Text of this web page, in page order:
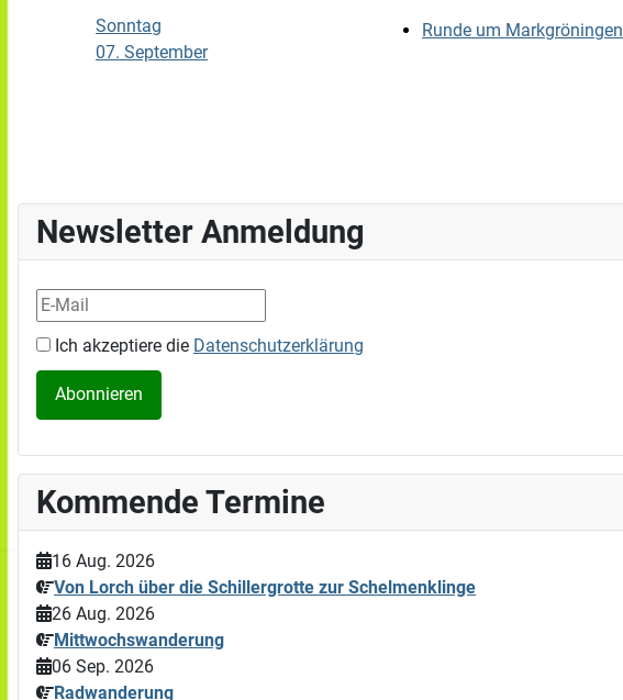
Sonntag
07. September
Runde um Markgröningen
Newsletter Anmeldung
Ich akzeptiere die Datenschutzerklärung
Kommende Termine
16 Aug. 2026
Von Lorch über die Schillergrotte zur Schelmenklinge
26 Aug. 2026
Mittwochswanderung
06 Sep. 2026
Radwanderung